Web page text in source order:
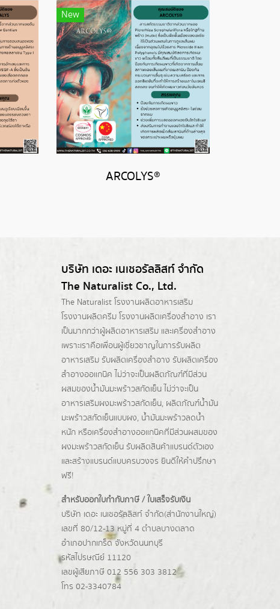
New
ARCOLYS®
บริษัท เดอะ เนเชอรัลลิสท์ จำกัด
The Naturalist Co., Ltd.
The Naturalist โรงงานผลิตอาหารเสริม
โรงงานผลิตครีมโรงงานผลิตเครื่องสำอาง เรา
เป็นมากกว่าผู้ผลิตอาหารเสริมและเครื่องสำอาง
เพราะเราคือเพื่อนผู้เชี่ยวชาญในการรับผลิต
อาหารเสริม รับผลิตเครื่องสำอาง รับผลิตเครื่อง
สำอางออแกนิค ไม่ว่าจะเป็นผลิตภัณฑ์ที่มีส่วน
ผสมของน้ำมันมะพร้าวสกัดเย็น ไม่ว่าจะเป็น
อาหารเสริมผงมะพร้าวสกัดเย็น, ผลิตภัณฑ์น้ำมัน
มะพร้าวสกัดเย็นแบบผง, น้ำมันมะพร้าวลดน้ำ
หนักหรือเครื่องสำอางออแกนิคที่มีส่วนผสมของ
ผงมะพร้าวสกัดเย็น รับผลิตสินค้าแบรนด์ตัวเอง
และสร้างแบรนด์แบบครบวงจร ยินดีให้คำปรึกษา
ฟรี!
สำหรับออกใบกำกับภาษี / ใบเสร็จรับเงิน
บริษัท เดอะ เนเชอรัลลิสท์ จำกัด(ส่านักงานใหญ่)
เลขที่ 80/12-13 หมู่ที่ 4 ตำบลบางตลาด
อำเภอปากเกร็ดจังหวัดนนทบุรี
รหัสไปรษณีย์ 11120
เลขผู้เสียภาษี 012 556 303 3812
โทร 02-3340784